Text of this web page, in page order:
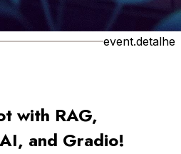
event.detalhe
with RAG,
and Gradio!